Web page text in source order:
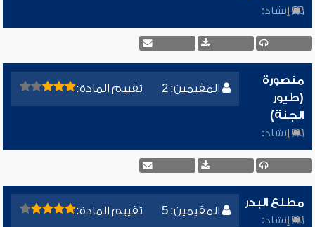
إنشاد:
المقيمين: 2 تقييم المادة:
منصورة
(طيور
الجنة)
إنشاد:
المقيمين: 5 تقييم المادة:
مطلع البدر
إنشاد: